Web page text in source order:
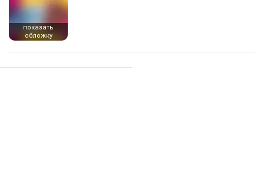
показать
обложку